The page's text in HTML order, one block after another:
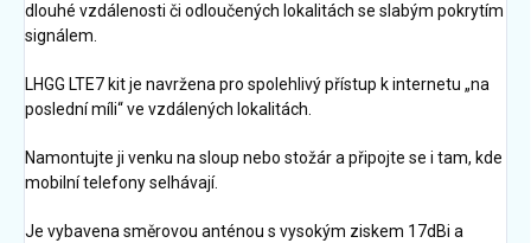
dlouhé vzdálenosti či odloučených lokalitách se slabým pokrytím
signálem.
LHGG LTE7 kit je navržena pro spolehlivý přístup k internetu „na
poslední míli“ ve vzdálených lokalitách.
Namontujte ji venku na sloup nebo stožár a připojte se i tam, kde
mobilní telefony selhávají.
Je vybavena směrovou anténou s vysokým ziskem 17dBi a